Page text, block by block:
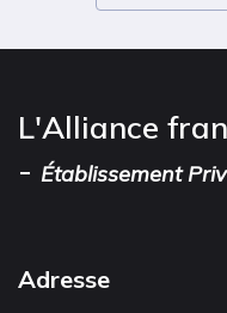
L'Alliance
- Établissement
Adresse